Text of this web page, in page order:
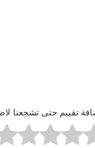
تقييم حتى تشجعنا